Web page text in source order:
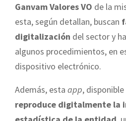
Ganvam Valores VO de la
esta, según detallan, buscan
digitalización del sector y
algunos procedimientos, en
dispositivo electrónico.
Además, esta app,
reproduce digitalmente la